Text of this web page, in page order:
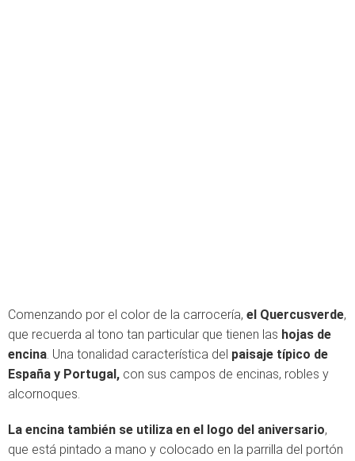
Comenzando por el color de la carrocería, el Quercusverde,
que recuerda al tono tan particular que tienen las hojas de
encina. Una tonalidad característica del paisaje típico de
España y Portugal, con sus campos de encinas, robles y
alcornoques.
La encina también se utiliza en el logo del aniversario,
que está pintado a mano y colocado en la parrilla del portón